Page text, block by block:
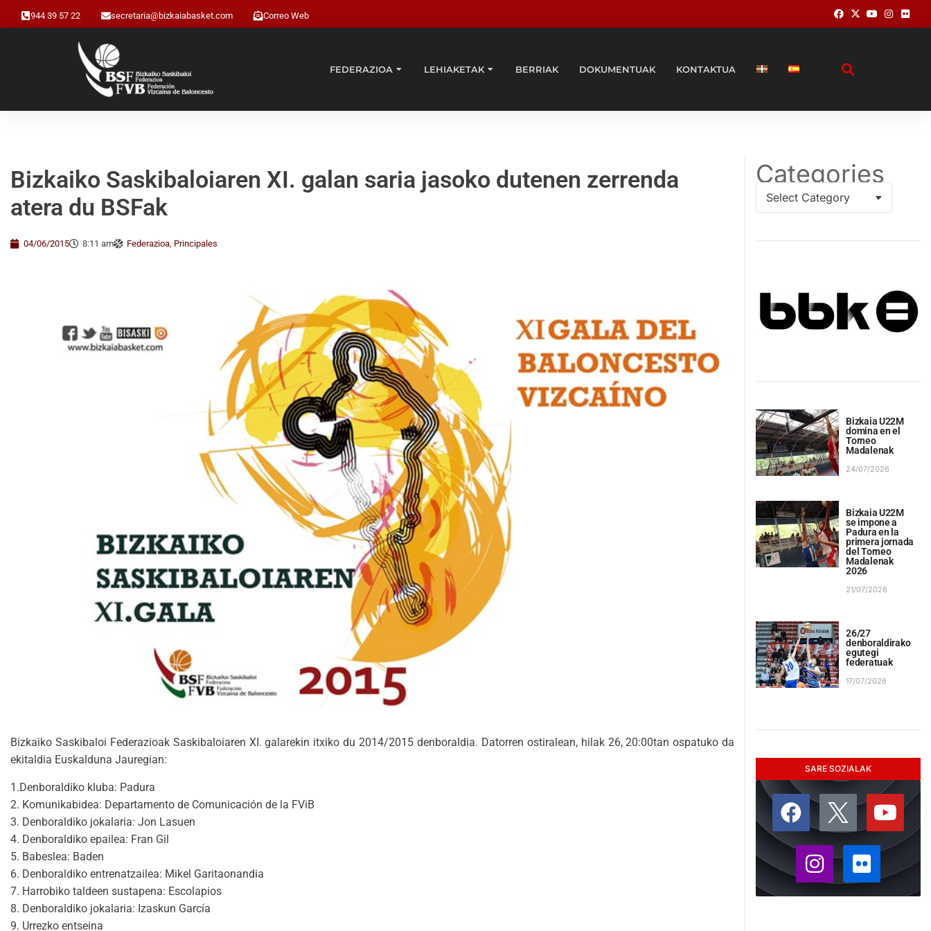
944 39 57 22 secretaria@bizkaiabasket.com Correo Web
FEDERAZIOA LEHIAKETAK BERRIAK DOKUMENTUAK KONTAKTUA
Bizkaiko Saskibaloiaren XI. galan saria jasoko dutenen zerrenda
atera du BSFak
04/06/2015 8:11 am Federazioa, Principales
Bizkaiko Saskibaloi Federazioak Saskibaloiaren XI. galarekin itxiko du 2014/2015 denboraldia. Datorren ostiralean, hilak 26, 20:00tan ospatuko da
ekitaldia Euskalduna Jauregian:
1.Denboraldiko kluba: Padura
2. Komunikabidea: Departamento de Comunicación de la FViB
3. Denboraldiko jokalaria: Jon Lasuen
4. Denboraldiko epailea: Fran Gil
5. Babeslea: Baden
6. Denboraldiko entrenatzailea: Mikel Garitaonandia
7. Harrobiko taldeen sustapena: Escolapios
8. Denboraldiko jokalaria: Izaskun García
9. Urrezko entseina
Categories
Bizkaia U22M
domina en el
Torneo
Madalenak
24/07/2026
Bizkaia U22M
se impone a
Padura en la
primera jornada
del Torneo
Madalenak
2026
21/07/2026
26/27
denboraldirako
egutegi
federatuak
17/07/2026
SARE SOZIALAK